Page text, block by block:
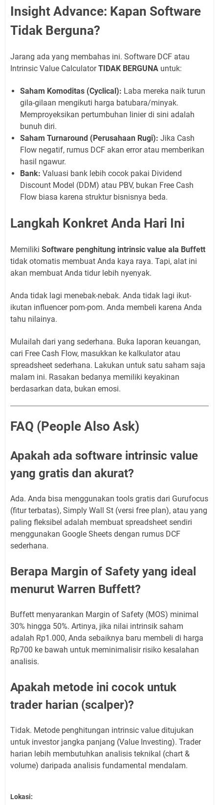
Insight Advance: Kapan Software
Tidak Berguna?
Jarang ada yang membahas ini. Software DCF atau
Intrinsic Value CalculatorTIDAK BERGUNA untuk:
Saham Komoditas (Cyclical): Laba mereka naik turun
gila-gilaan mengikuti harga batubara/minyak.
Memproyeksikan pertumbuhan linier di sini adalah
bunuh diri.
Saham Turnaround (Perusahaan Rugi): Jika Cash
Flow negatif, rumus DCF akan error atau memberikan
hasil ngawur.
Bank: Valuasi bank lebih cocok pakai Dividend
Discount Model (DDM) atau PBV, bukan Free Cash
Flow biasa karena struktur bisnisnya beda.
Langkah Konkret Anda Hari Ini
Memiliki Software penghitung intrinsic value ala Buffett
tidak otomatis membuat Anda kaya raya. Tapi, alat ini
akan membuat Anda tidur lebih nyenyak.
Anda tidak lagi menebak-nebak. Anda tidak lagi ikut-
ikutan influencer pom-pom. Anda membeli karena Anda
tahu nilainya.
Mulailah dari yang sederhana. Buka laporan keuangan,
cari Free Cash Flow, masukkan ke kalkulator atau
spreadsheet sederhana. Lakukan untuk satu saham saja
malam ini. Rasakan bedanya memiliki keyakinan
berdasarkan data, bukan emosi.
FAQ (People Also Ask)
Apakah ada software intrinsic value
yang gratis dan akurat?
Ada. Anda bisa menggunakan tools gratis dari Gurufocus
(fitur terbatas), Simply Wall St (versi free plan), atau yang
paling fleksibel adalah membuat spreadsheet sendiri
menggunakan Google Sheets dengan rumus DCF
sederhana.
Berapa Margin of Safety yang ideal
menurut Warren Buffett?
Buffett menyarankan Margin of Safety (MOS) minimal
30% hingga 50%. Artinya, jika nilai intrinsik saham
adalah Rp1.000, Anda sebaiknya baru membeli di harga
Rp700 ke bawah untuk meminimalisir risiko kesalahan
analisis.
Apakah metode ini cocok untuk
trader harian (scalper)?
Tidak. Metode penghitungan intrinsic value ditujukan
untuk investor jangka panjang (Value Investing). Trader
harian lebih membutuhkan analisis teknikal (chart &
volume) daripada analisis fundamental mendalam.
Lokasi: